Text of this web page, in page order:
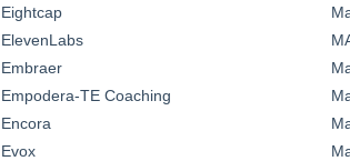
Eightcap
ElevenLabs
Embraer
Empodera-TE Coaching
Encora
Evox